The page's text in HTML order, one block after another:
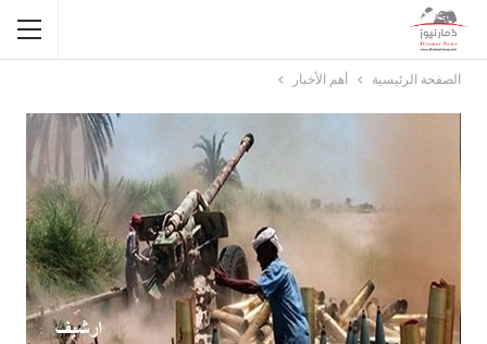
الصفحة الرئيسية أهم الأخبار